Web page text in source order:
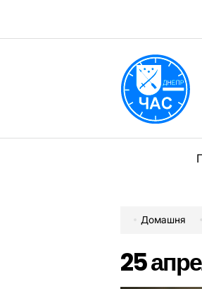
вмісту
Домашня
25